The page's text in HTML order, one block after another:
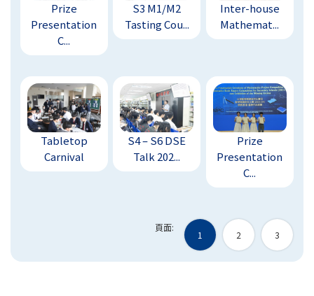
Prize
Presentation
C...
S3 M1/M2
Tasting Cou...
Inter-house
Mathemat...
Tabletop
Carnival
S4 – S6 DSE
Talk 202...
Prize
Presentation
C...
頁面:
1 2 3